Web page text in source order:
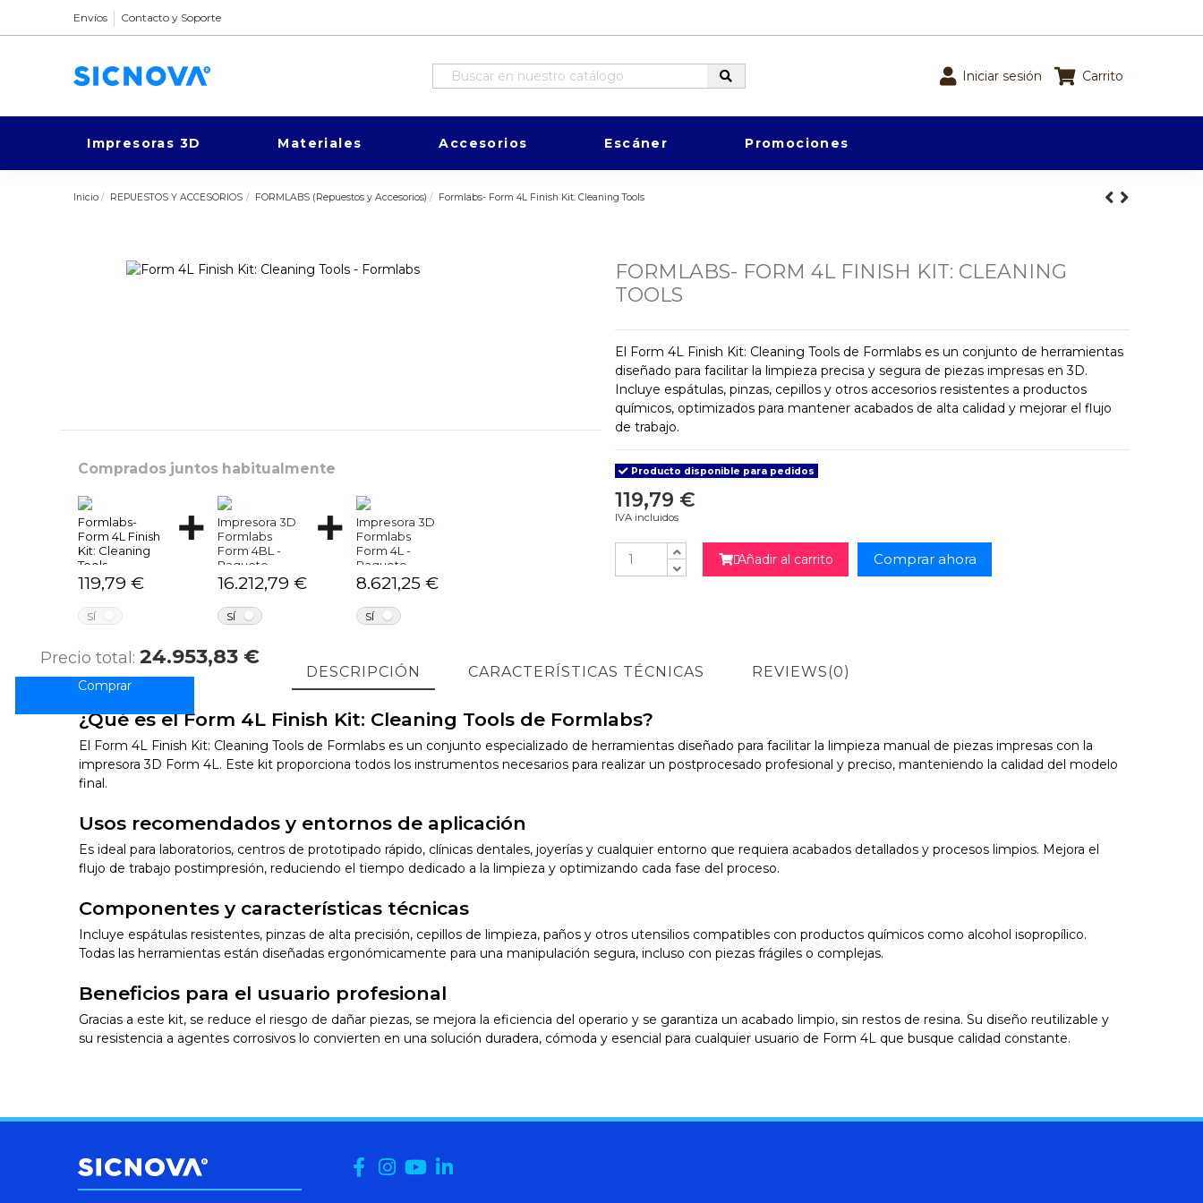
Envíos Contacto y Soporte
Iniciar sesión Carrito
Impresoras 3D Materiales Accesorios Escáner Promociones
Inicio REPUESTOS Y ACCESORIOS FORMLABS (Repuestos y Accesorios) Formlabs- Form 4L Finish Kit: Cleaning Tools
FORMLABS- FORM 4L FINISH KIT: CLEANING
TOOLS
El Form 4L Finish Kit: Cleaning Tools de Formlabs es un conjunto de herramientas
diseñado para facilitar la limpieza precisa y segura de piezas impresas en 3D.
Incluye espátulas, pinzas, cepillos y otros accesorios resistentes a productos
químicos, optimizados para mantener acabados de alta calidad y mejorar el flujo
de trabajo.
Producto disponible para pedidos
119,79 €
IVA incluidos

Añadir al carrito Comprar ahora
Comprados juntos habitualmente
Formlabs-
Form 4L Finish
Kit: Cleaning
Tools
119,79 €
SÍ
Impresora 3D
Formlabs
Form 4BL -
Paquete
Básico
16.212,79 €
SÍ
Impresora 3D
Formlabs
Form 4L -
Paquete
Básico
8.621,25 €
SÍ
Precio total: 24.953,83 €
DESCRIPCIÓN CARACTERÍSTICAS TÉCNICAS REVIEWS(0)
¿Qué es el Form 4L Finish Kit: Cleaning Tools de Formlabs?
El Form 4L Finish Kit: Cleaning Tools de Formlabs es un conjunto especializado de herramientas diseñado para facilitar la limpieza manual de piezas impresas con la
impresora 3D Form 4L. Este kit proporciona todos los instrumentos necesarios para realizar un postprocesado profesional y preciso, manteniendo la calidad del modelo
final.
Usos recomendados y entornos de aplicación
Es ideal para laboratorios, centros de prototipado rápido, clínicas dentales, joyerías y cualquier entorno que requiera acabados detallados y procesos limpios. Mejora el
flujo de trabajo postimpresión, reduciendo el tiempo dedicado a la limpieza y optimizando cada fase del proceso.
Componentes y características técnicas
Incluye espátulas resistentes, pinzas de alta precisión, cepillos de limpieza, paños y otros utensilios compatibles con productos químicos como alcohol isopropílico.
Todas las herramientas están diseñadas ergonómicamente para una manipulación segura, incluso con piezas frágiles o complejas.
Beneficios para el usuario profesional
Gracias a este kit, se reduce el riesgo de dañar piezas, se mejora la eficiencia del operario y se garantiza un acabado limpio, sin restos de resina. Su diseño reutilizable y
su resistencia a agentes corrosivos lo convierten en una solución duradera, cómoda y esencial para cualquier usuario de Form 4L que busque calidad constante.